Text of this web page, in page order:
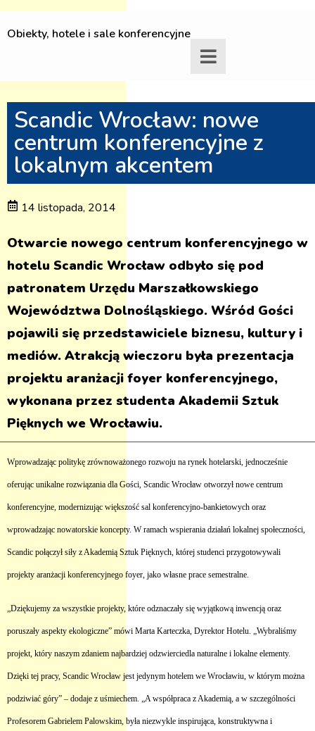
Obiekty, hotele i sale konferencyjne
Scandic Wrocław: nowe
centrum konferencyjne z
lokalnym akcentem
14 listopada, 2014
Otwarcie nowego centrum konferencyjnego w
hotelu Scandic Wrocław odbyło się pod
patronatem Urzędu Marszałkowskiego
Województwa Dolnośląskiego. Wśród Gości
pojawili się przedstawiciele biznesu, kultury i
mediów. Atrakcją wieczoru była prezentacja
projektu aranżacji foyer konferencyjnego,
wykonana przez studenta Akademii Sztuk
Pięknych we Wrocławiu.
Wprowadzając politykę zrównoważonego rozwoju na rynek hotelarski, jednocześnie
oferując unikalne rozwiązania dla Gości, Scandic Wrocław otworzył nowe centrum
konferencyjne, modernizując większość sal konferencyjno-bankietowych oraz
wprowadzając nowatorskie koncepty. W ramach wspierania działań lokalnej społeczności,
Scandic połączył siły z Akademią Sztuk Pięknych, której studenci przygotowywali
projekty aranżacji konferencyjnego foyer, jako własne prace semestralne.
„Dziękujemy za wszystkie projekty, które odznaczały się wyjątkową inwencją oraz
poruszały aspekty ekologiczne” mówi Marta Karteczka, Dyrektor Hotelu. „Wybraliśmy
projekt, który naszym zdaniem najbardziej odzwierciedla naturalne i lokalne elementy.
Dzięki tej pracy, Scandic Wrocław jest jedynym hotelem we Wrocławiu, w którym można
podziwiać góry” – dodaje z uśmiechem. „A współpraca z Akademią, a w szczególności
Profesorem Gabrielem Palowskim, była niezwykle inspirująca, konstruktywna i